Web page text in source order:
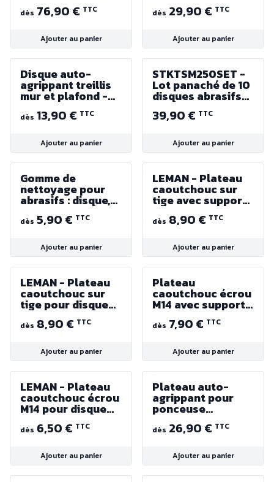
Différents grains
dès 76,90 € TTC
Ajouter au panier
60, 80, 100, 120,
dès 29,90 € TTC
Ajouter au panier
Disque auto-
agrippant treillis
mur et plafond -
ø225 mm - Grain
60 à 150 (vendus
dès 13,90 € TTC
Ajouter au panier
STKTSM250SET -
Lot panaché de 10
disques abrasifs
250 mm - Grains
60, 80, 100 et 120
39,90 € TTC
Ajouter au panier
Gomme de
nettoyage pour
abrasifs : disque,
bande, feuille,
manchon...
dès 5,90 € TTC
Ajouter au panier
LEMAN - Plateau
caoutchouc sur
tige avec support
velcro
dès 8,90 € TTC
Ajouter au panier
LEMAN - Plateau
caoutchouc sur
tige pour disque
fibre
dès 8,90 € TTC
Ajouter au panier
Plateau
caoutchouc écrou
M14 avec support
velcro
dès 7,90 € TTC
Ajouter au panier
LEMAN - Plateau
caoutchouc écrou
M14 pour disque
fibre ( Ø 115 ou 125
ou 180 )
dès 6,50 € TTC
Ajouter au panier
Plateau auto-
agrippant pour
ponceuse
excentrique
dès 26,90 € TTC
Ajouter au panier